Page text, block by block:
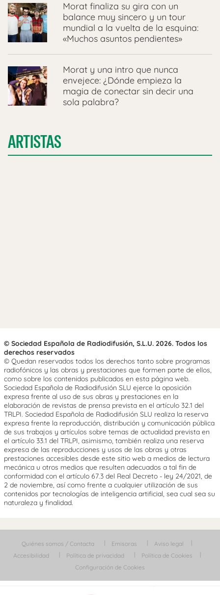
Morat finaliza su gira con un
balance muy sincero y un tour
mundial a la vuelta de la esquina:
«Muchos asuntos pendientes»
Morat y una intro que nunca
envejece: ¿Dónde empieza la
magia de conectar sin decir una
sola palabra?
ARTISTAS
© Sociedad Española de Radiodifusión, S.L.U. 2026. Todos los
derechos reservados
© Quedan reservados todos los derechos tanto sobre programas
radiofónicos y las obras y prestaciones que formen parte de ellos,
como sobre los contenidos publicados en esta página web.
Sociedad Española de Radiodifusión SLU ejerce la oposición
expresa frente al uso de sus obras y prestaciones en la
elaboración de revistas de prensa prevista en el artículo 32.1 del
TRLPI. Sociedad Española de Radiodifusión SLU realiza la reserva
expresa frente la reproducción, distribución y comunicación pública
de sus trabajos y artículos sobre temas de actualidad prevista en
el artículo 33.1 del TRLPI, asimismo, también realiza una reserva
expresa de las reproducciones y usos de las obras y otras
prestaciones accesibles desde este sitio web a medios de lectura
mecánica u otros medios que resulten adecuados a tal fin de
conformidad con el artículo 67.3 del Real Decreto - ley 24/2021, de
2 de noviembre, así como frente a cualquier utilización de sus
contenidos por tecnologías de inteligencia artificial, sea cual sea su
naturaleza y finalidad.
Quiénes somos / Contacta Emisoras
Aviso legal
Accesibilidad
Política de privacidad
Política de Cookies
Configuración de Cookies